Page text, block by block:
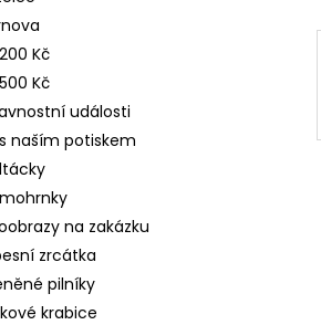
Kč
Kč
události
naším potiskem
na zakázku
zrcátka
pilníky
krabice
LŽIČKA - NA ZAKÁZKU 17